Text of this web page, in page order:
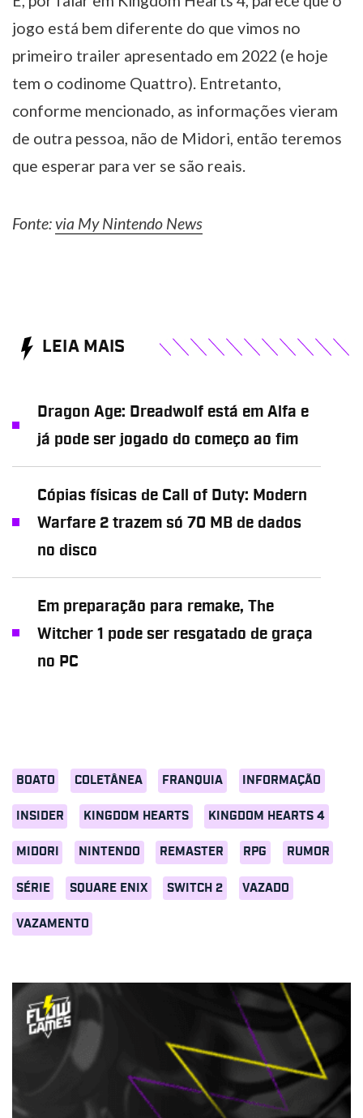
jogo está bem diferente do que vimos no
primeiro trailer apresentado em 2022 (e hoje
tem o codinome Quattro). Entretanto,
conforme mencionado, as informações vieram
de outra pessoa, não de Midori, então teremos
que esperar para ver se são reais.
Fonte:via My Nintendo News
BOATO COLETÂNEA FRANQUIA INFORMAÇÃO
INSIDER KINGDOM HEARTS KINGDOM HEARTS 4
MIDORI NINTENDO REMASTER RPG RUMOR
SÉRIE SQUARE ENIX SWITCH 2 VAZADO
VAZAMENTO
LEIA MAIS
Dragon Age: Dreadwolf está em Alfa e
já pode ser jogado do começo ao fim
Cópias físicas de Call of Duty: Modern
Warfare 2 trazem só 70 MB de dados
no disco
Em preparação para remake, The
Witcher 1 pode ser resgatado de graça
no PC